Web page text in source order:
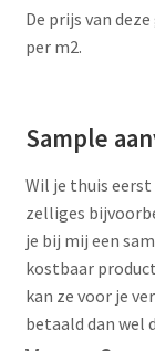
De prijs van
per m2.
Sample
Wil je thuis eerst
zelliges
je bij mij een
kostbaar
kan ze voor je
betaald dan wel